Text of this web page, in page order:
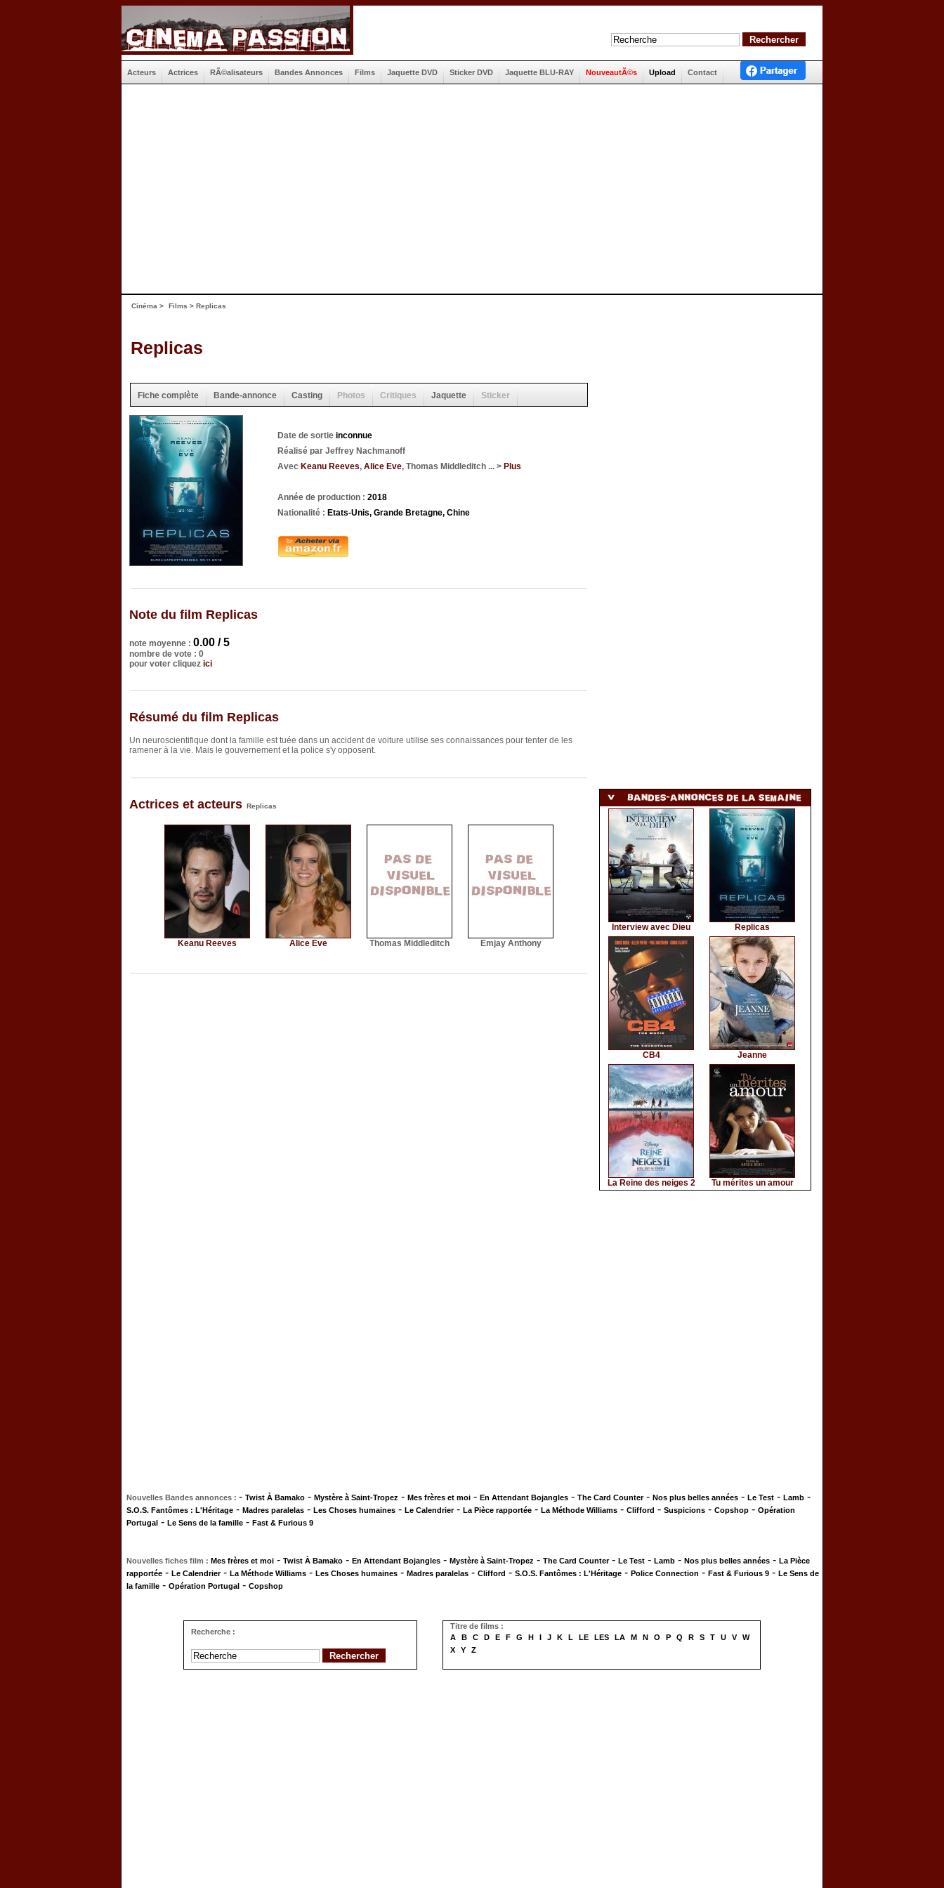
Acteurs Actrices RÃ©alisateurs Bandes Annonces Films Jaquette DVD Sticker DVD Jaquette BLU-RAY NouveautÃ©s Upload Contact
Cinéma > Films > Replicas
Replicas
Fiche complète Bande-annonce Casting Photos Critiques Jaquette Sticker
Date de sortie inconnue
Réalisé par Jeffrey Nachmanoff
Avec Keanu Reeves, Alice Eve, Thomas Middleditch ... > Plus
Année de production : 2018
Nationalité : Etats-Unis, Grande Bretagne, Chine
Note du film Replicas
note moyenne : 0.00 / 5
nombre de vote : 0
pour voter cliquez ici
Résumé du film Replicas
Un neuroscientifique dont la famille est tuée dans un accident de voiture utilise ses connaissances pour tenter de les
ramener à la vie. Mais le gouvernement et la police s'y opposent.
Actrices et acteurs Replicas
Keanu Reeves Alice Eve Thomas Middleditch Emjay Anthony
Interview avec Dieu Replicas
CB4 Jeanne
La Reine des neiges 2 Tu mérites un amour
Nouvelles Bandes annonces : - Twist À Bamako - Mystère à Saint-Tropez - Mes frères et moi - En Attendant Bojangles - The Card Counter- Nos plus belles années - Le Test - Lamb -
S.O.S. Fantômes : L'Héritage - Madres paralelas - Les Choses humaines - Le Calendrier- La Pièce rapportée - La Méthode Williams - Clifford - Suspicions - Copshop - Opération
Portugal - Le Sens de la famille - Fast & Furious 9
Nouvelles fiches film : Mes frères et moi - Twist À Bamako - En Attendant Bojangles - Mystère à Saint-Tropez - The Card Counter- Le Test - Lamb - Nos plus belles années - La Pièce
rapportée - Le Calendrier- La Méthode Williams - Les Choses humaines - Madres paralelas - Clifford - S.O.S. Fantômes : L'Héritage - Police Connection - Fast & Furious 9 - Le Sens de
la famille - Opération Portugal - Copshop
Recherche :
Titre de films :
A
B C D E F G H I J K L LE LES LA M N O P Q R S T U V
W
X
Y Z